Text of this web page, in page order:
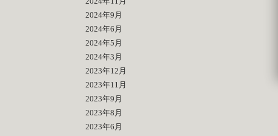
2024年9月
2024年6月
2024年5月
2024年3月
2023年12月
2023年11月
2023年9月
2023年8月
2023年6月